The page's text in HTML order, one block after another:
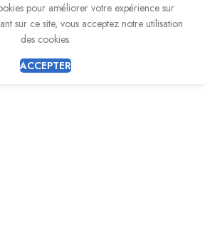
pour améliorer votre expérience sur
sur ce site, vous acceptez notre utilisation
des cookies.
ACCEPTER